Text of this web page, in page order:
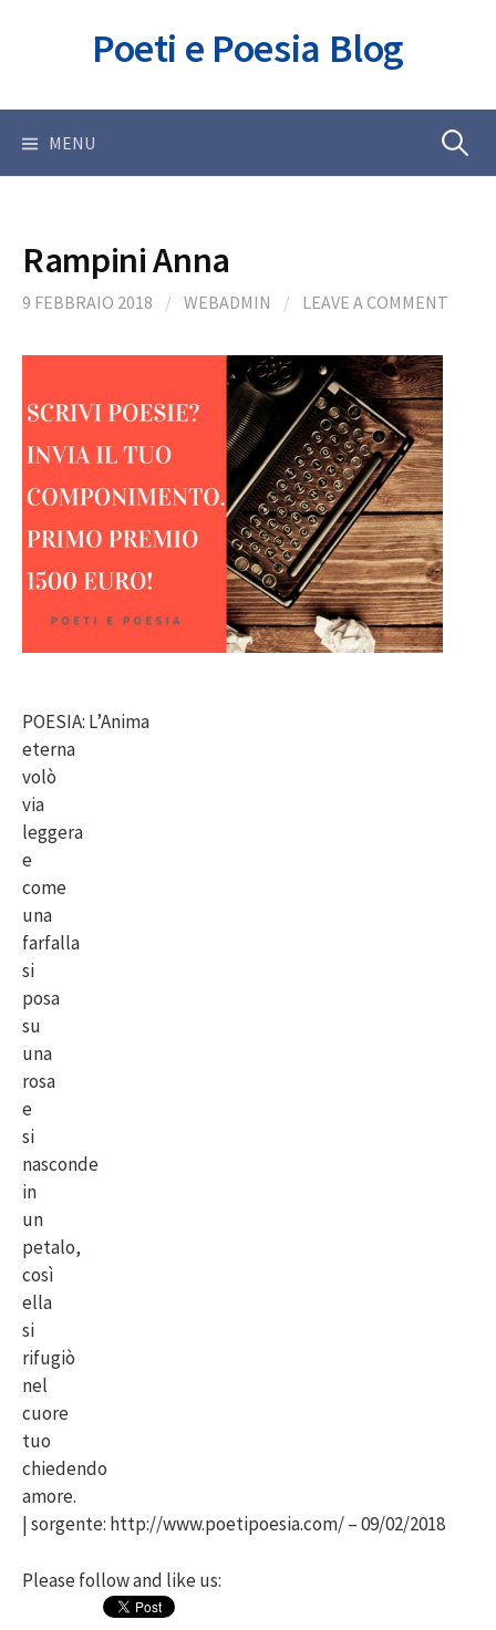
Poeti e Poesia Blog
MENU Ricerca
Rampini Anna
9 FEBBRAIO 2018 / WEBADMIN / LEAVE A COMMENT
POESIA: L’Anima
eterna
volò
via
leggera
e
come
una
farfalla
si
posa
su
una
rosa
e
si
nasconde
in
un
petalo,
così
ella
si
rifugiò
nel
cuore
tuo
chiedendo
amore.
| sorgente: http://www.poetipoesia.com/ – 09/02/2018
Please follow and like us: